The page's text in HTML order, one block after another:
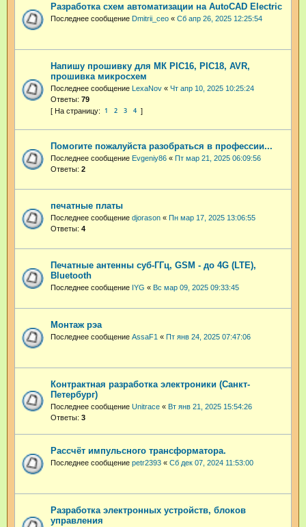
Разработка схем автоматизации на AutoCAD Electric
Последнее сообщение Dmitrii_ceo « Сб апр 26, 2025 12:25:54
Напишу прошивку для МК PIC16, PIC18, AVR,
прошивка микросхем
Последнее сообщение LexaNov « Чт апр 10, 2025 10:25:24
Ответы: 79
1 2 3 4
Помогите пожалуйста разобраться в профессии...
Последнее сообщение Evgeniy86 « Пт мар 21, 2025 06:09:56
Ответы: 2
печатные платы
Последнее сообщение djorason « Пн мар 17, 2025 13:06:55
Ответы: 4
Печатные антенны суб-ГГц, GSM - до 4G (LTE),
Bluetooth
Последнее сообщение IYG « Вс мар 09, 2025 09:33:45
Монтаж рэа
Последнее сообщение AssaF1 « Пт янв 24, 2025 07:47:06
Контрактная разработка электроники (Санкт-
Петербург)
Последнее сообщение Unitrace « Вт янв 21, 2025 15:54:26
Ответы: 3
Рассчёт импульсного трансформатора.
Последнее сообщение petr2393 « Сб дек 07, 2024 11:53:00
Разработка электронных устройств, блоков
управления